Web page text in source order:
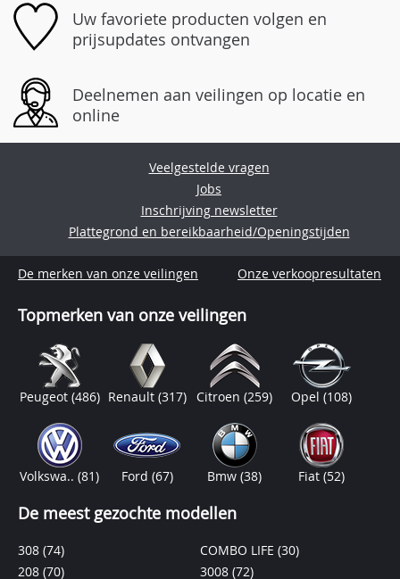
Uw favoriete producten volgen en
prijsupdates ontvangen
Deelnemen aan veilingen op locatie en
online
Veelgestelde vragen
Jobs
Inschrijving newsletter
Plattegrond en bereikbaarheid/Openingstijden
De merken van onze veilingen Onze verkoopresultaten
Topmerken van onze veilingen
Peugeot (486) Renault (317) Citroen(259) Opel(108)
Volkswa..(81) Ford (67) Bmw(38) Fiat(52)
De meest gezochte modellen
308 (74)
208 (70)
COMBO LIFE (30)
3008 (72)